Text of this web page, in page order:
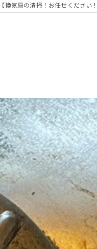
【換気扇の清掃！お任せください